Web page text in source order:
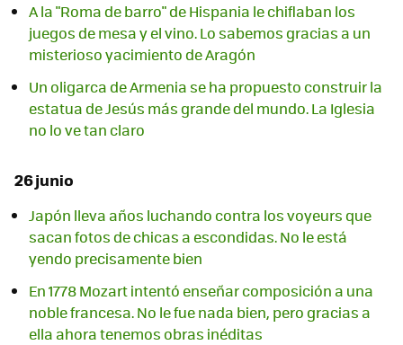
A la "Roma de barro" de Hispania le chiflaban los
juegos de mesa y el vino. Lo sabemos gracias a un
misterioso yacimiento de Aragón
Un oligarca de Armenia se ha propuesto construir la
estatua de Jesús más grande del mundo. La Iglesia
no lo ve tan claro
26 junio
Japón lleva años luchando contra los voyeurs que
sacan fotos de chicas a escondidas. No le está
yendo precisamente bien
En 1778 Mozart intentó enseñar composición a una
noble francesa. No le fue nada bien, pero gracias a
ella ahora tenemos obras inéditas